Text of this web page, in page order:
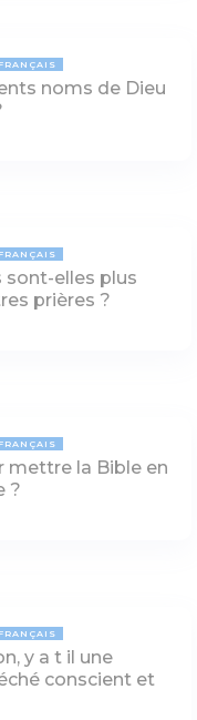
noms de Dieu
sont-elles plus
prières ?
mettre la Bible en
?
y a t il une
conscient et